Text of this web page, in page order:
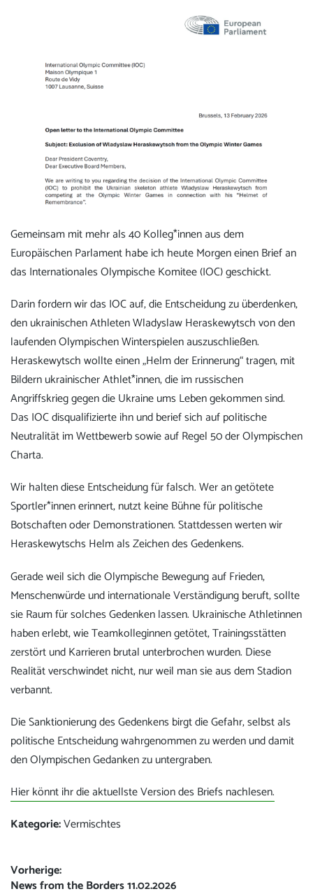
Gemeinsam mit mehr als 40 Kolleg*innen aus dem
Europäischen Parlament habe ich heute Morgen einen Brief an
das Internationales Olympische Komitee (IOC) geschickt.
Darin fordern wir das IOC auf, die Entscheidung zu überdenken,
den ukrainischen Athleten Wladyslaw Heraskewytsch von den
laufenden Olympischen Winterspielen auszuschließen.
Heraskewytsch wollte einen „Helm der Erinnerung“ tragen, mit
Bildern ukrainischer Athlet*innen, die im russischen
Angriffskrieg gegen die Ukraine ums Leben gekommen sind.
Das IOC disqualifizierte ihn und berief sich auf politische
Neutralität im Wettbewerb sowie auf Regel 50 der Olympischen
Charta.
Wir halten diese Entscheidung für falsch. Wer an getötete
Sportler*innen erinnert, nutzt keine Bühne für politische
Botschaften oder Demonstrationen. Stattdessen werten wir
Heraskewytschs Helm als Zeichen des Gedenkens.
Gerade weil sich die Olympische Bewegung auf Frieden,
Menschenwürde und internationale Verständigung beruft, sollte
sie Raum für solches Gedenken lassen. Ukrainische Athletinnen
haben erlebt, wie Teamkolleginnen getötet, Trainingsstätten
zerstört und Karrieren brutal unterbrochen wurden. Diese
Realität verschwindet nicht, nur weil man sie aus dem Stadion
verbannt.
Die Sanktionierung des Gedenkens birgt die Gefahr, selbst als
politische Entscheidung wahrgenommen zu werden und damit
den Olympischen Gedanken zu untergraben.
Hier könnt ihr die aktuellste Version des Briefs nachlesen.
Kategorie:Vermischtes
Beitrags-
Vorherige:
Vorheriger
News from the Borders 11.02.2026